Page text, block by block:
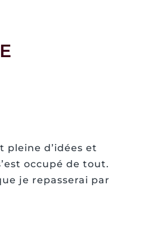
pleine d’idées et
occupé de tout.
je repasserai par